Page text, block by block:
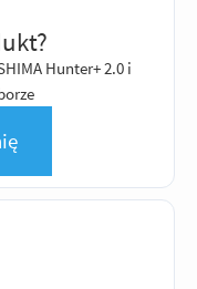
Hunter+ 2.0 i